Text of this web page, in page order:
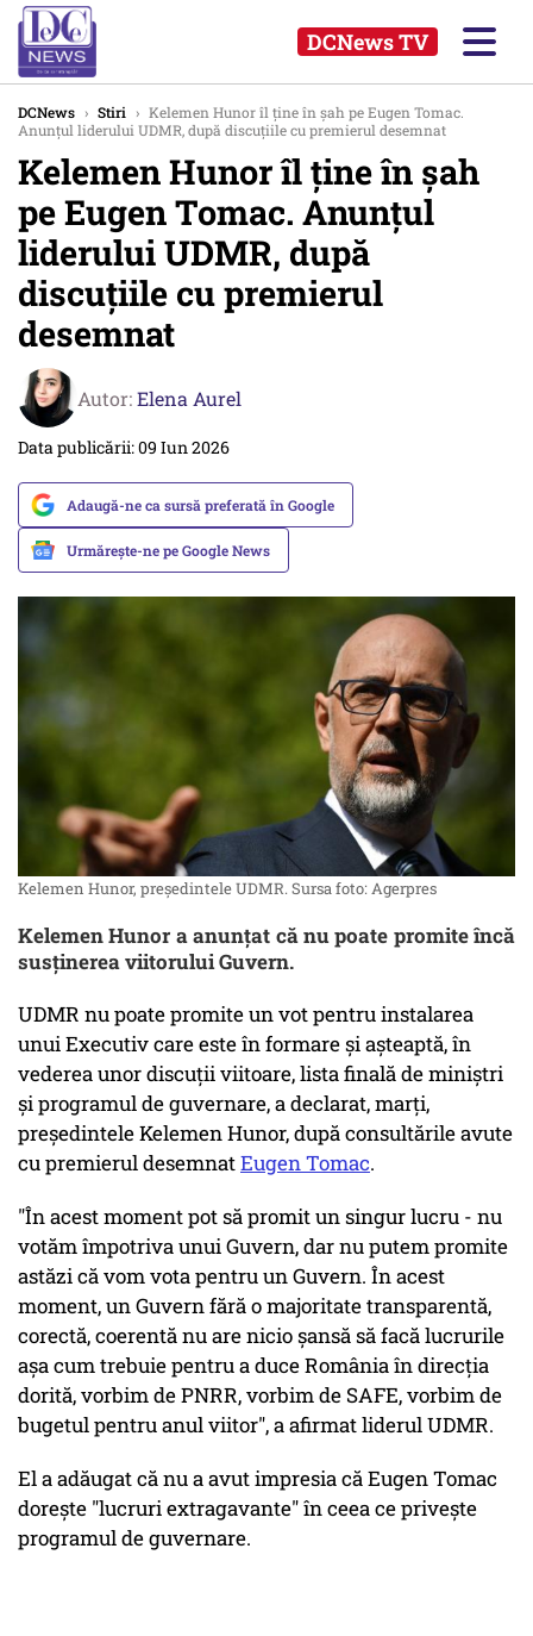
DCNews TV
DCNews › Stiri › Kelemen Hunor îl ține în șah pe Eugen Tomac.
Anunțul liderului UDMR, după discuțiile cu premierul desemnat
Kelemen Hunor îl ține în șah
pe Eugen Tomac. Anunțul
liderului UDMR, după
discuțiile cu premierul
desemnat
Autor:Elena Aurel
Data publicării: 09 Iun 2026
Adaugă-ne ca sursă preferată în Google
Urmărește-ne pe Google News
Kelemen Hunor, președintele UDMR. Sursa foto: Agerpres
Kelemen Hunor a anunțat că nu poate promite încă
susținerea viitorului Guvern.
UDMR nu poate promite un vot pentru instalarea
unui Executiv care este în formare şi aşteaptă, în
vederea unor discuţii viitoare, lista finală de miniştri
şi programul de guvernare, a declarat, marţi,
preşedintele Kelemen Hunor, după consultările avute
cu premierul desemnatEugen Tomac.
"În acest moment pot să promit un singur lucru - nu
votăm împotriva unui Guvern, dar nu putem promite
astăzi că vom vota pentru un Guvern. În acest
moment, un Guvern fără o majoritate transparentă,
corectă, coerentă nu are nicio şansă să facă lucrurile
aşa cum trebuie pentru a duce România în direcţia
dorită, vorbim de PNRR, vorbim de SAFE, vorbim de
bugetul pentru anul viitor", a afirmat liderul UDMR.
El a adăugat că nu a avut impresia că Eugen Tomac
doreşte "lucruri extragavante" în ceea ce priveşte
programul de guvernare.